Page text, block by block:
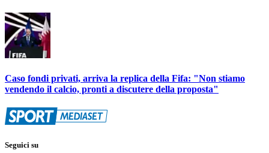
Caso fondi privati, arriva la replica della Fifa: "Non stiamo
vendendo il calcio, pronti a discutere della proposta"
Seguici su